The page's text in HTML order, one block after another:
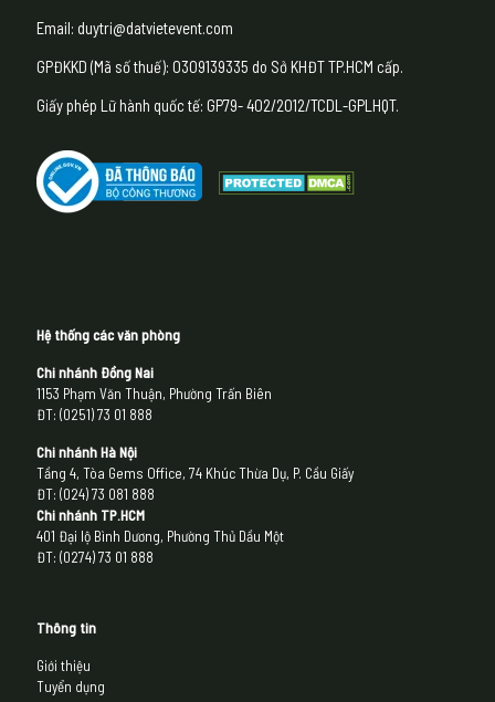
Email: duytri@datvietevent.com
GPĐKKD (Mã số thuế): 0309139335 do Sở KHĐT TP.HCM cấp.
Giấy phép Lữ hành quốc tế: GP79- 402/2012/TCDL-GPLHQT.
Hệ thống các văn phòng
Chi nhánh Đồng Nai
1153 Phạm Văn Thuận, Phường Trấn Biên
ĐT: (0251) 73 01 888
Chi nhánh Hà Nội
Tầng 4, Tòa Gems Office, 74 Khúc Thừa Dụ, P. Cầu Giấy
ĐT: (024) 73 081 888
Chi nhánh TP.HCM
401 Đại lộ Bình Dương, Phường Thủ Dầu Một
ĐT: (0274) 73 01 888
Thông tin
Giới thiệu
Tuyển dụng